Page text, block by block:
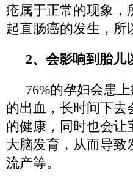
疮属于正常的现象，
起直肠癌的发生，所
2、会影响到胎儿
76%的孕妇会患
的出血，长时间下去
的健康，同时也会让
大脑发育，从而导致
流产等。